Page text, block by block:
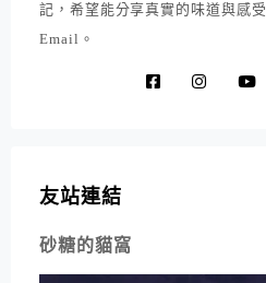
記，希望能分享真實的味道與感
Email。
友站連結
砂糖的貓窩